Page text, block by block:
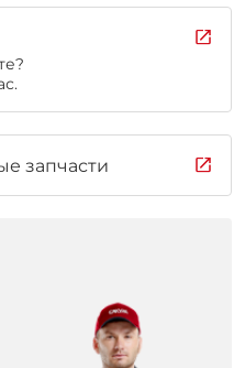
запчасти